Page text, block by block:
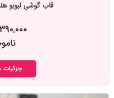
قاب گوشی لبوبو
۳۹۰,۰۰۰ تومان